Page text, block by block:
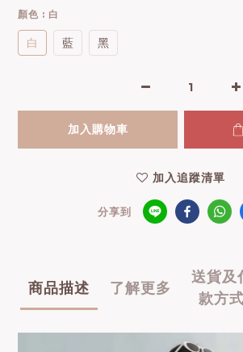
顏色 : 白
白 藍 黑
加入購物車
加入追蹤清單
分享到
商品描述 了解更多
送貨及
款方式